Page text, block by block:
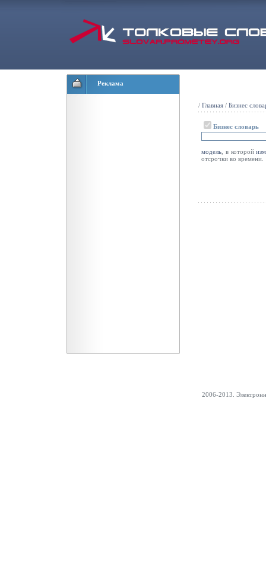
Реклама
/ Главная / Бизнес
Бизнес словарь
модель , в которой
отсрочки во времени.
2006-2013.